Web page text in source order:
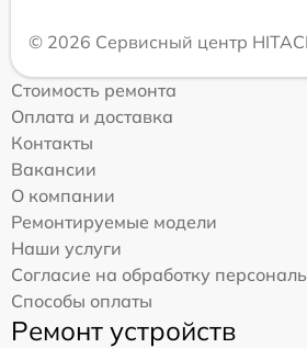
© 2026 Сервисный центр
Стоимость ремонта
Оплата и доставка
Контакты
Вакансии
О компании
Ремонтируемые модели
Наши услуги
Согласие на обработку
Способы оплаты
Ремонт устройств